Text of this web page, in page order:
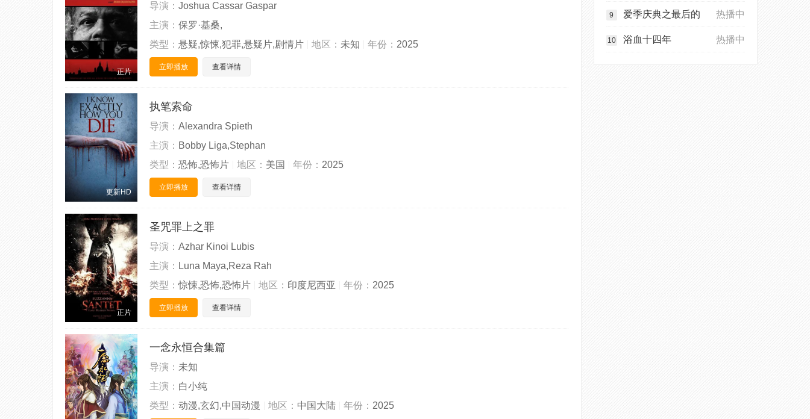
正片
导演： Joshua Cassar Gaspar
主演： 保罗·基桑,
类型： 悬疑,惊悚,犯罪,悬疑片,剧情片 地区： 未知 年份： 2025
立即播放 查看详情
更新HD
执笔索命
导演： Alexandra Spieth
主演： Bobby Liga,Stephan
类型： 恐怖,恐怖片 地区： 美国 年份： 2025
立即播放 查看详情
正片
圣咒罪上之罪
导演： Azhar Kinoi Lubis
主演： Luna Maya,Reza Rah
类型：惊悚,恐怖,恐怖片 地区： 印度尼西亚 年份： 2025
立即播放 查看详情
一念永恒合集篇
导演： 未知
主演： 白小纯
类型： 动漫,玄幻,中国动漫 地区： 中国大陆 年份： 2025
热播中
9 爱季庆典之最后的
热播中
10 浴血十四年